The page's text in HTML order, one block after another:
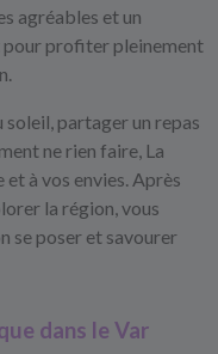
agréables et un
profiter pleinement
soleil, partager un repas
ne rien faire, La
et à vos envies. Après
la région, vous
se poser et savourer
dans le Var